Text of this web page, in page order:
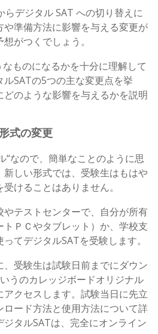
らデジタル SAT への切り替えに
準備方法に影響を与える変更が
がつくでしょう。
ものになるかを十分に理解して
SATの5つの主な変更点を挙
のような影響を与えるかを説明
式の変更
“なので、簡単なことのように思
新しい形式では、受験生はもはや
けることはありません。
テストセンターで、自分が所有
ＰＣやタブレット）か、学校支
てデジタルSATを受験します。
受験生は試験日前までにダウン
うのカレッジボードオリジナル
クセスします。試験当日に先立
ード方法と使用方法について詳
ジタルSATは、完全にオンライン